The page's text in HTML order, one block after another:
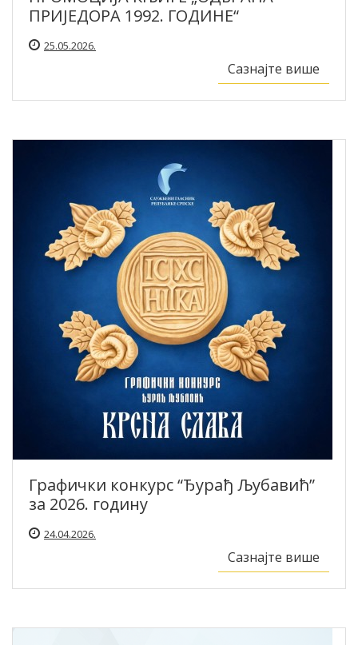
ПРИЈЕДОРА 1992. ГОДИНЕ“
25.05.2026.
Сазнајте више
Графички конкурс “Ђурађ Љубавић”
за 2026. годину
24.04.2026.
Сазнајте више